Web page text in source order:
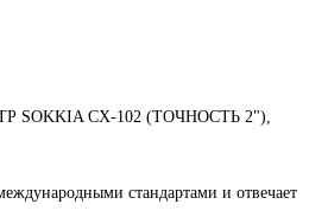
CX-102 (ТОЧНОСТЬ 2"),
стандартами и отвечает